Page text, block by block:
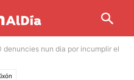
denuncies nun dia por incumplir el